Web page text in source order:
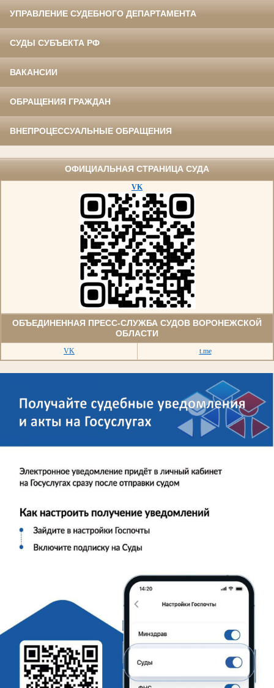
УПРАВЛЕНИЕ СУДЕБНОГО ДЕПАРТАМЕНТА
СУДЫ СУБЪЕКТА РФ
ВАКАНСИИ
ОБРАЩЕНИЯ ГРАЖДАН
ВНЕПРОЦЕССУАЛЬНЫЕ ОБРАЩЕНИЯ
ОФИЦИАЛЬНАЯ СТРАНИЦА СУДА
VK
ОБЪЕДИНЕННАЯ ПРЕСС-СЛУЖБА СУДОВ ВОРОНЕЖСКОЙ
ОБЛАСТИ
VK t.me